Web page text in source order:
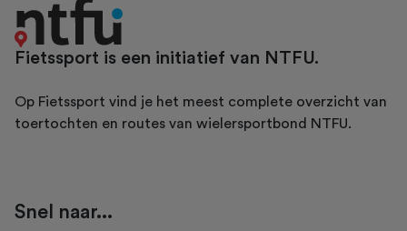
Fietssport is een initiatief van NTFU.
Op Fietssport vind je het meest complete overzicht van
toertochten en routes van wielersportbond NTFU.
Snel naar...